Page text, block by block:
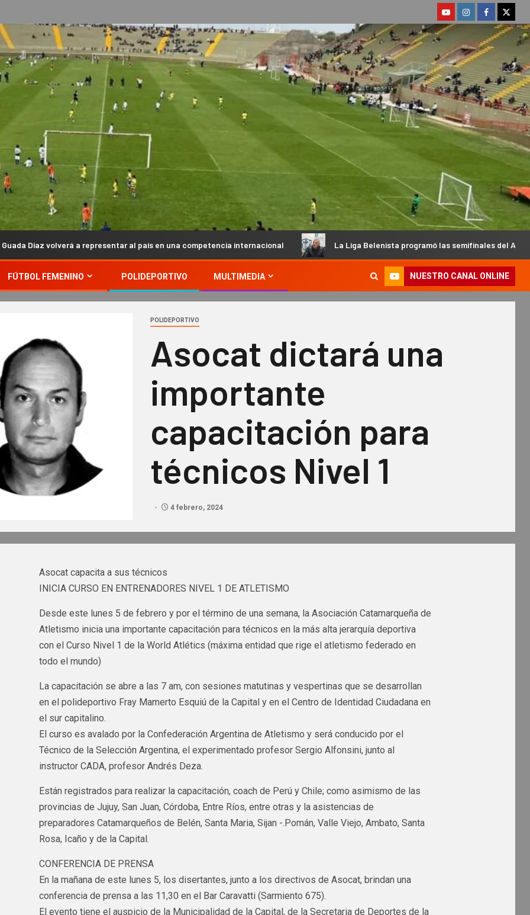
a representar al país en una competencia internacional La Liga Belenista programó las semifinales del Apertura y habló su
FÚTBOL FEMENINO POLIDEPORTIVO MULTIMEDIA NUESTRO CANAL ONLINE
POLIDEPORTIVO
Asocat dictará una
importante
capacitación para
técnicos Nivel 1
4 febrero, 2024
Asocat capacita a sus técnicos
INICIA CURSO EN ENTRENADORES NIVEL 1 DE ATLETISMO
Desde este lunes 5 de febrero y por el término de una semana, la Asociación Catamarqueña de
Atletismo inicia una importante capacitación para técnicos en la más alta jerarquía deportiva
con el Curso Nivel 1 de la World Atlétics (máxima entidad que rige el atletismo federado en
todo el mundo)
La capacitación se abre a las 7 am, con sesiones matutinas y vespertinas que se desarrollan
en el polideportivo Fray Mamerto Esquiú de la Capital y en el Centro de Identidad Ciudadana en
el sur capitalino.
El curso es avalado por la Confederación Argentina de Atletismo y será conducido por el
Técnico de la Selección Argentina, el experimentado profesor Sergio Alfonsini, junto al
instructor CADA, profesor Andrés Deza.
Están registrados para realizar la capacitación, coach de Perú y Chile; como asimismo de las
provincias de Jujuy, San Juan, Córdoba, Entre Ríos, entre otras y la asistencias de
preparadores Catamarqueños de Belén, Santa Maria, Sijan -.Pomán, Valle Viejo, Ambato, Santa
Rosa, Icaño y de la Capital.
CONFERENCIA DE PRENSA
En la mañana de este lunes 5, los disertantes, junto a los directivos de Asocat, brindan una
conferencia de prensa a las 11,30 en el Bar Caravatti (Sarmiento 675).
El evento tiene el auspicio de la Municipalidad de la Capital, de la Secretaria de Deportes de la